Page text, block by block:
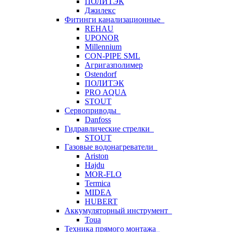
Джилекс
Фитинги канализационные
REHAU
UPONOR
Millennium
CON-PIPE SML
Агригазполимер
Ostendorf
ПОЛИТЭК
PRO AQUA
STOUT
Сервоприводы
Danfoss
Гидравлические стрелки
STOUT
Газовые водонагреватели
Ariston
Hajdu
MOR-FLO
Termica
MIDEA
HUBERT
Аккумуляторный инструмент
Toua
Техника прямого монтажа